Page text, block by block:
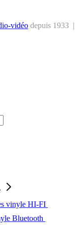
vidéo depuis 1933 |
vinyle HI-FI
Bluetooth